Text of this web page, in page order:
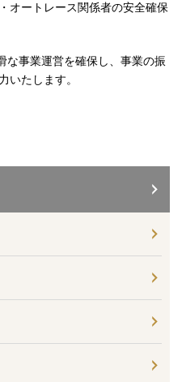
オートレース関係者の安全確保
事業運営を確保し、事業の振
いたします。